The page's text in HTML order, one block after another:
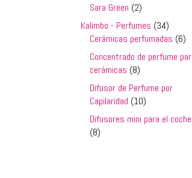
Sara Green 22
productos
Kalimbo - Perfumes 3434
Cerámicas perfumadas 66
Concentrado de perfume
cerámicas 88
productos
Difusor de Perfume por
Capilaridad 1010
productos
Difusores mini para el coche
88